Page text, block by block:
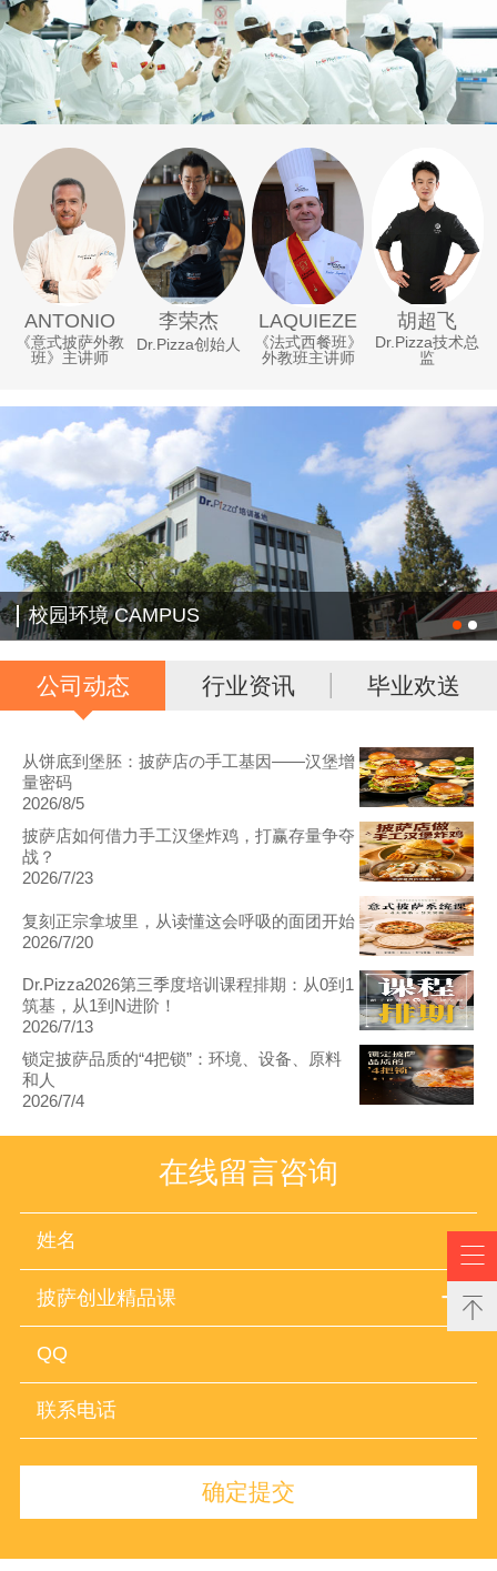


ANTONIO
《意式披萨外教
班》主讲师
李荣杰
Dr.Pizza创始人
LAQUIEZE
《法式西餐班》
外教班主讲师
胡超飞
Dr.Pizza技术总
监
校园环境 CAMPUS
公司动态 行业资讯 毕业欢送
从饼底到堡胚：披萨店の手工基因——汉堡增
量密码
2026/8/5
披萨店如何借力手工汉堡炸鸡，打赢存量争夺
战？
2026/7/23
复刻正宗拿坡里，从读懂这会呼吸的面团开始
2026/7/20
Dr.Pizza2026第三季度培训课程排期：从0到1
筑基，从1到N进阶！
2026/7/13
锁定披萨品质的“4把锁”：环境、设备、原料
和人
2026/7/4
在线留言咨询